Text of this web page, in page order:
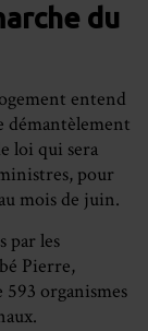
du
entend
démantèlement
loi qui sera
pour
mois de juin.
par les
Pierre,
organismes